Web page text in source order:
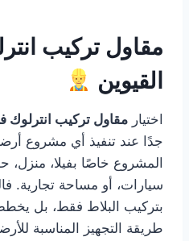
مقاول تركيب
القيوين
اختيار مقاول تركيب انترلوك
جدًا عند تنفيذ أي مشروع
المشروع خاصًا بفيلا،
سيارات، أو مساحة تجارية.
بتركيب البلاط فقط، بل
طريقة التجهيز المناسبة